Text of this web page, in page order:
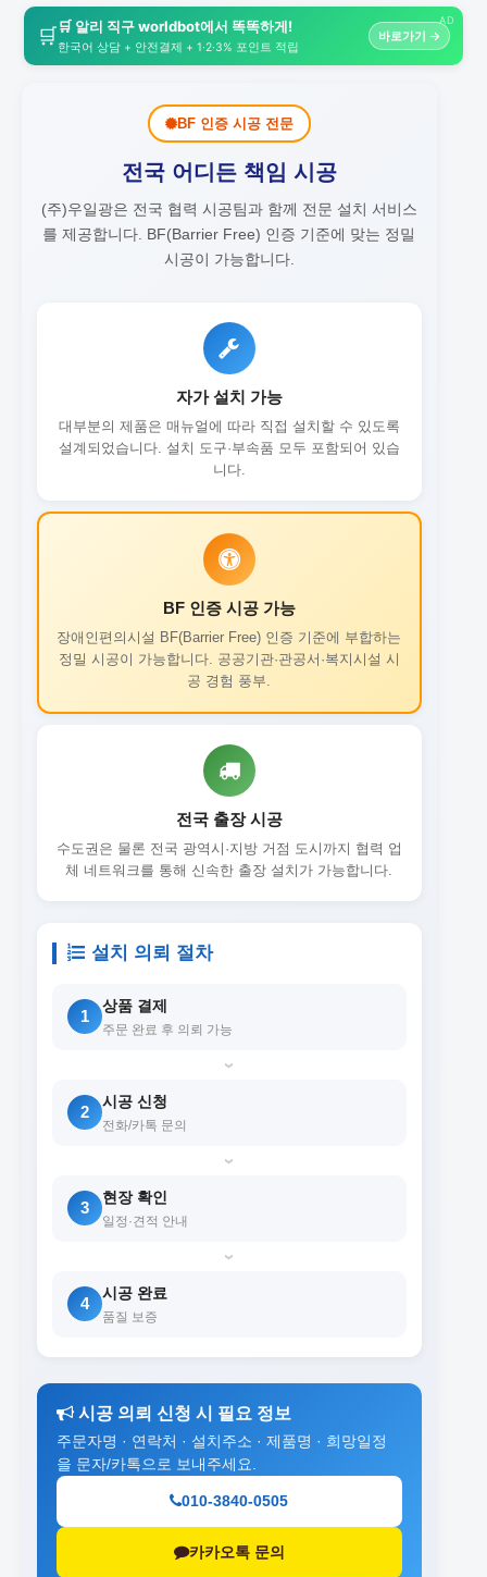
AD
🛒🛒 알리 직구 worldbot에서 똑똑하게!
한국어 상담 + 안전결제 + 1·2·3% 포인트 적립
바로가기 →
BF 인증 시공 전문
전국 어디든 책임 시공
(주)우일광은 전국 협력 시공팀과 함께 전문 설치 서비스
를 제공합니다. BF(Barrier Free) 인증 기준에 맞는 정밀
시공이 가능합니다.
자가 설치 가능
대부분의 제품은 매뉴얼에 따라 직접 설치할 수 있도록
설계되었습니다. 설치 도구·부속품 모두 포함되어 있습
니다.
BF 인증 시공 가능
장애인편의시설 BF(Barrier Free) 인증 기준에 부합하는
정밀 시공이 가능합니다. 공공기관·관공서·복지시설 시
공 경험 풍부.
전국 출장 시공
수도권은 물론 전국 광역시·지방 거점 도시까지 협력 업
체 네트워크를 통해 신속한 출장 설치가 가능합니다.
설치 의뢰 절차
1
상품 결제
주문 완료 후 의뢰 가능
›
2
시공 신청
전화/카톡 문의
›
3
현장 확인
일정·견적 안내
›
4
시공 완료
품질 보증
시공 의뢰 신청 시 필요 정보
주문자명 · 연락처 · 설치주소 · 제품명 · 희망일정
을 문자/카톡으로 보내주세요.
010-3840-0505
카카오톡 문의